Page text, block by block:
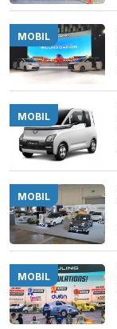
MOBIL
MOBIL
MOBIL
MOBIL